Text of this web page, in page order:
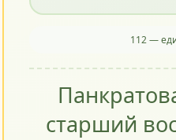
112 —
старший